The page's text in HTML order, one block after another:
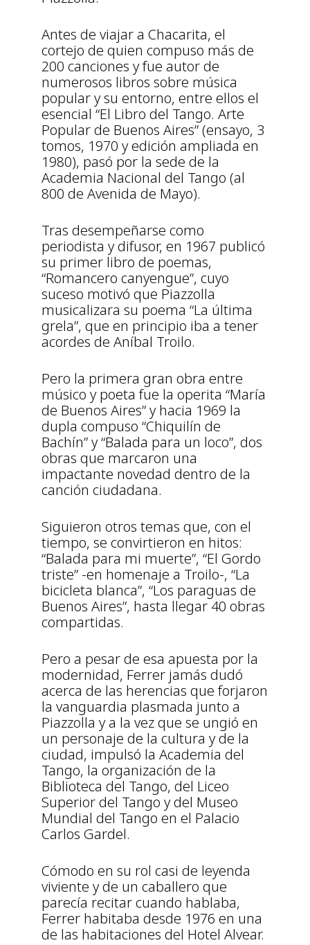
Antes de viajar a Chacarita, el
cortejo de quien compuso más de
200 canciones y fue autor de
numerosos libros sobre música
popular y su entorno, entre ellos el
esencial “El Libro del Tango. Arte
Popular de Buenos Aires” (ensayo, 3
tomos, 1970 y edición ampliada en
1980), pasó por la sede de la
Academia Nacional del Tango (al
800 de Avenida de Mayo).
Tras desempeñarse como
periodista y difusor, en 1967 publicó
su primer libro de poemas,
“Romancero canyengue”, cuyo
suceso motivó que Piazzolla
musicalizara su poema “La última
grela”, que en principio iba a tener
acordes de Aníbal Troilo.
Pero la primera gran obra entre
músico y poeta fue la operita “María
de Buenos Aires” y hacia 1969 la
dupla compuso “Chiquilín de
Bachín” y “Balada para un loco”, dos
obras que marcaron una
impactante novedad dentro de la
canción ciudadana.
Siguieron otros temas que, con el
tiempo, se convirtieron en hitos:
“Balada para mi muerte”, “El Gordo
triste” -en homenaje a Troilo-, “La
bicicleta blanca”, “Los paraguas de
Buenos Aires”, hasta llegar 40 obras
compartidas.
Pero a pesar de esa apuesta por la
modernidad, Ferrer jamás dudó
acerca de las herencias que forjaron
la vanguardia plasmada junto a
Piazzolla y a la vez que se ungió en
un personaje de la cultura y de la
ciudad, impulsó la Academia del
Tango, la organización de la
Biblioteca del Tango, del Liceo
Superior del Tango y del Museo
Mundial del Tango en el Palacio
Carlos Gardel.
Cómodo en su rol casi de leyenda
viviente y de un caballero que
parecía recitar cuando hablaba,
Ferrer habitaba desde 1976 en una
de las habitaciones del Hotel Alvear.